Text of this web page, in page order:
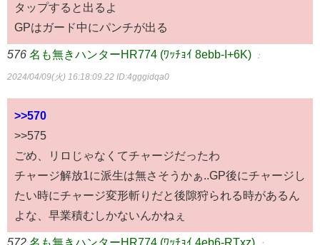
タップすると出るよ
GPはガード中にパンチが出る
576 名も無きハンターHR774 (ﾜｯﾁｮｲ 8ebb-I+6K) ：
2024/04/09(火) 16:18:09.22 ID:4gggidqa0
>>570
>>575
ごめ、リロじゃなくてチャージだったわ
チャージ解放1に派生は無さそうかぁ..GP後にチャージし
たい時にチャージ変形斬りだと後隙狩られる時があるん
よな、早業積むしかないんかねぇ
572 名も無きハンターHR774 (ﾜｯﾁｮｲ 4eb6-RTxz)